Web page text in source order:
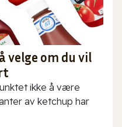
velge om du vil
ikke å være
av ketchup har